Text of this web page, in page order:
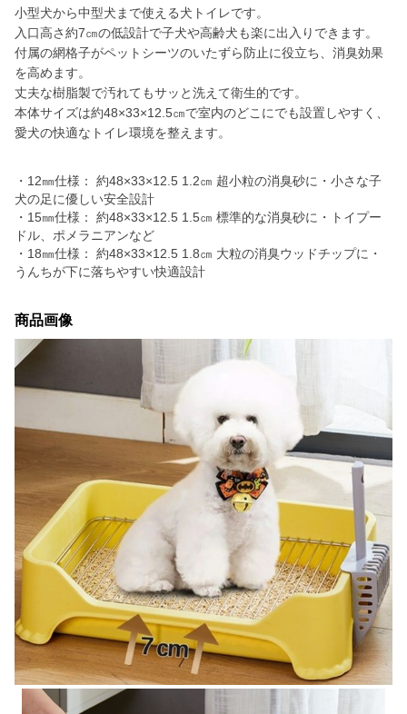
小型犬から中型犬まで使える犬トイレです。
入口高さ約7㎝の低設計で子犬や高齢犬も楽に出入りできます。
付属の網格子がペットシーツのいたずら防止に役立ち、消臭効果
を高めます。
丈夫な樹脂製で汚れてもサッと洗えて衛生的です。
本体サイズは約48×33×12.5㎝で室内のどこにでも設置しやすく、
愛犬の快適なトイレ環境を整えます。
・12㎜仕様： 約48×33×12.5 1.2㎝ 超小粒の消臭砂に・小さな子
犬の足に優しい安全設計
・15㎜仕様： 約48×33×12.5 1.5㎝ 標準的な消臭砂に・トイプー
ドル、ポメラニアンなど
・18㎜仕様： 約48×33×12.5 1.8㎝ 大粒の消臭ウッドチップに・
うんちが下に落ちやすい快適設計
商品画像